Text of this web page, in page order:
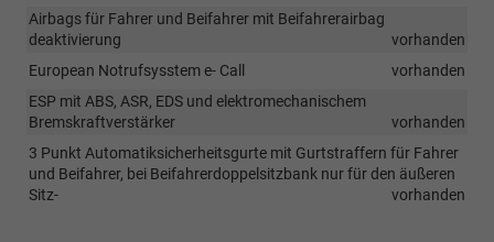
Airbags für Fahrer und Beifahrer mit Beifahrerairbag
deaktivierung
vorhanden
European Notrufsysstem e- Call
vorhanden
ESP mit ABS, ASR, EDS und elektromechanischem
Bremskraftverstärker
vorhanden
3 Punkt Automatiksicherheitsgurte mit Gurtstraffern für Fahrer
und Beifahrer, bei Beifahrerdoppelsitzbank nur für den äußeren
Sitz-
vorhanden